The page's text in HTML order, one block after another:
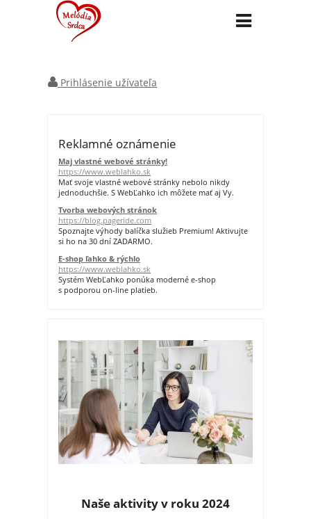
Prihlásenie užívateľa
Reklamné oznámenie
Maj vlastné webové stránky!
https://www.weblahko.sk
Mať svoje vlastné webové stránky nebolo nikdy
jednoduchšie. S WebĽahko ich môžete mať aj Vy.
Tvorba webových stránok
https://blog.pageride.com
Spoznajte výhody balíčka služieb Premium! Aktivujte
si ho na 30 dní ZADARMO.
E-shop ľahko & rýchlo
https://www.weblahko.sk
Systém WebĽahko ponúka moderné e-shop
s podporou on-line platieb.
Naše aktivity v roku 2024